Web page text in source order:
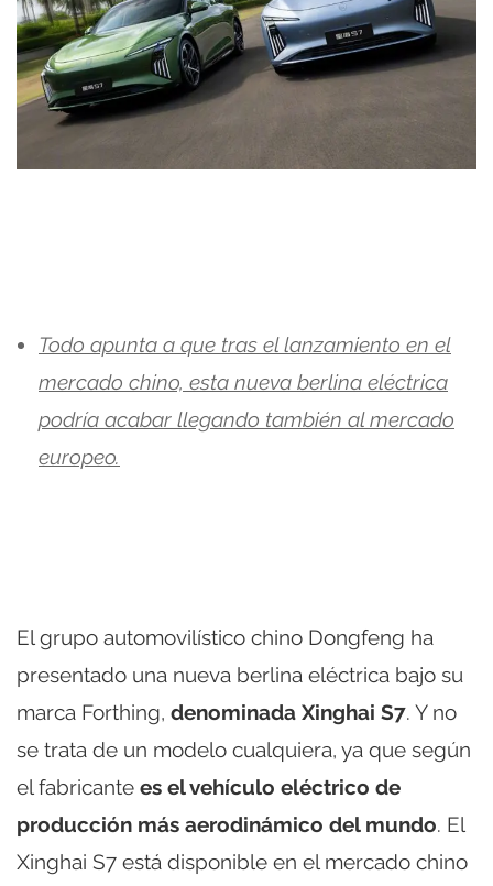
Todo apunta a que tras el lanzamiento en el
mercado chino, esta nueva berlina eléctrica
podría acabar llegando también al mercado
europeo.
El grupo automovilístico chino Dongfeng ha
presentado una nueva berlina eléctrica bajo su
marca Forthing, denominada Xinghai S7. Y no
se trata de un modelo cualquiera, ya que según
el fabricante es el vehículo eléctrico de
producción más aerodinámico del mundo. El
Xinghai S7 está disponible en el mercado chino